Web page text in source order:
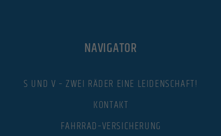
NAVIGATOR
S UND V – ZWEI RÄDER EINE LEIDENSCHAFT!
KONTAKT
FAHRRAD–VERSICHERUNG